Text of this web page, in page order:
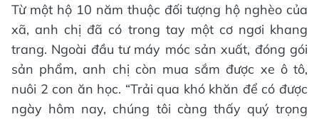
Từ một hộ 10 năm thuộc đối tượng hộ nghèo của
xã, anh chị đã có trong tay một cơ ngơi khang
trang. Ngoài đầu tư máy móc sản xuất, đóng gói
sản phẩm, anh chị còn mua sắm được xe ô tô,
nuôi 2 con ăn học. “Trải qua khó khăn để có được
ngày hôm nay, chúng tôi càng thấy quý trọng